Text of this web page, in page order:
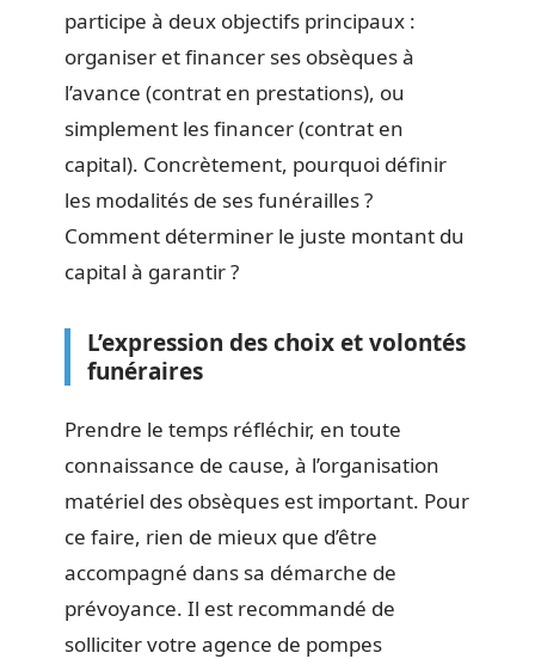
participe à deux objectifs principaux :
organiser et financer ses obsèques à
l’avance (contrat en prestations), ou
simplement les financer (contrat en
capital). Concrètement, pourquoi définir
les modalités de ses funérailles ?
Comment déterminer le juste montant du
capital à garantir ?
L’expression des choix et volontés
funéraires
Prendre le temps réfléchir, en toute
connaissance de cause, à l’organisation
matériel des obsèques est important. Pour
ce faire, rien de mieux que d’être
accompagné dans sa démarche de
prévoyance. Il est recommandé de
solliciter votre agence de pompes